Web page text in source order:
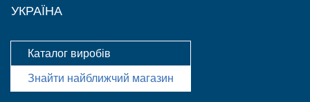
УКРАЇНА
Каталог виробів
Знайти найближчий магазин